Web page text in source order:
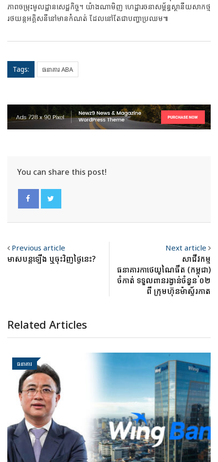
ភាពចម្រុះមូលដ្ឋានសេដ្ឋកិច្ច។ យ៉ាងណាមិញ ហេដ្ឋារចនាសម្ព័ន្ធស្ថានីយសាកថ្ម
រថយន្តអគ្គិសនីនៅមានកំណត់ ដែលនៅតែជាបញ្ហាប្រឈម៕
Tags: ធនាគារ ABA
You can share this post!
Previous article
មាសបន្តឡើង ឬចុះវិញថ្ងៃនេះ?
Next article
សាជីវកម្ម
ធនាគារកាថេយូណៃធីត (កម្ពុជា)
ចំកាត់ ទទួលពានរង្វាន់ចំនួន ០២
ពី ក្រុមហ៊ុនម៉ាស្ទ័រកាត
Related Articles
ធនាគារ